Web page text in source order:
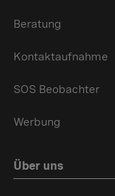
Beratung
Kontaktaufnahme
SOS Beobachter
Werbung
Über uns